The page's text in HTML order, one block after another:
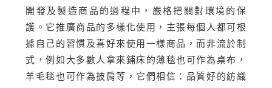
開發及製造商品的過程中，嚴格把關對環境的保
護。它推廣商品的多樣化使用，主張每個人都可根
據自己的習慣及喜好來使用一樣商品，而非流於制
式，例如大多數人拿來鋪床的薄毯也可作為桌布，
羊毛毯也可作為披肩等，它們相信：品質好的紡織